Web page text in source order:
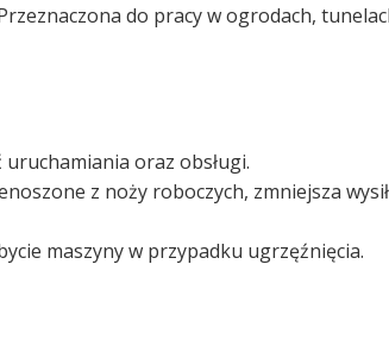
do pracy w ogrodach,
oraz obsługi.
z noży roboczych, zmniejsza
maszyny w przypadku ugrzęźnięcia.